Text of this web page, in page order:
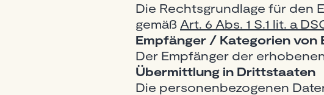
Die Rechtsgrundlage für den
gemäß Art. 6 Abs. 1 S.1 lit. a
Empfänger / Kategorien von
Der Empfänger der
Übermittlung in Drittstaaten
Die personenbezogenen